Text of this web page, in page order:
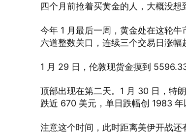
四个月前抢着买黄金的人，大概没想
今年 1 月最后一周，黄金处在这轮
六道整数关口，连续三个交易日涨幅
1 月 29 日，伦敦现货金摸到
顶部出现在第二天。1 月 30 日，特
跌近 670 美元，单日跌幅创 1983 年
注意这个时间，此时距离美伊开战还